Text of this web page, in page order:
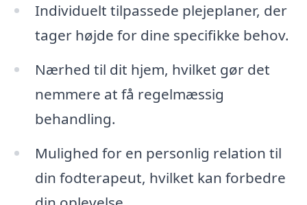
Individuelt tilpassede plejeplaner, der
tager højde for dine specifikke behov.
Nærhed til dit hjem, hvilket gør det
nemmere at få regelmæssig
behandling.
Mulighed for en personlig relation til
din fodterapeut, hvilket kan forbedre